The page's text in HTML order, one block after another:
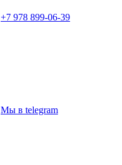
+7 978 899-06-39
Мы в telegram